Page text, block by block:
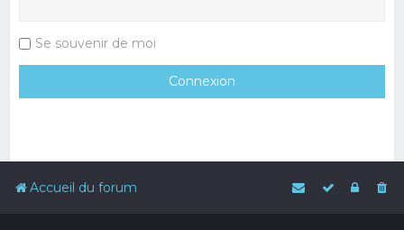
Se souvenir de moi
Accueil du forum